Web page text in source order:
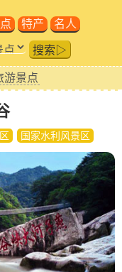
特产 名人
搜索▷
游景点
国家水利风景区